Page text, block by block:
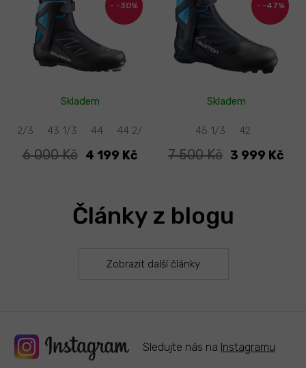
-30%
Skladem
42 2/3 43 1/3 44 44 2/3 46
6 000 Kč 4 199 Kč
-47%
Skladem
45 1/3 42
7 500 Kč 3 999 Kč
40 2/3 41 1/3
Články z blogu
Zobrazit další články
Sledujte nás na Instagramu